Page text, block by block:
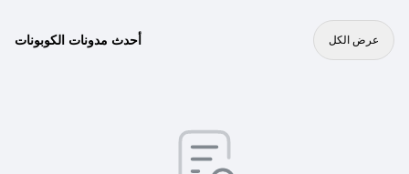
أحدث مدونات الكوبونات عرض الكل